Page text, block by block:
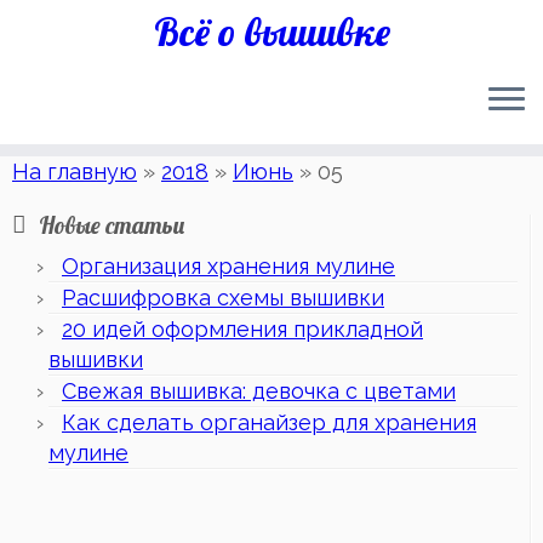
Всё о вышивке
На главную » 2018 » Июнь » 05
Новые статьи
Организация хранения мулине
Расшифровка схемы вышивки
20 идей оформления прикладной
вышивки
Свежая вышивка: девочка с цветами
Как сделать органайзер для хранения
мулине